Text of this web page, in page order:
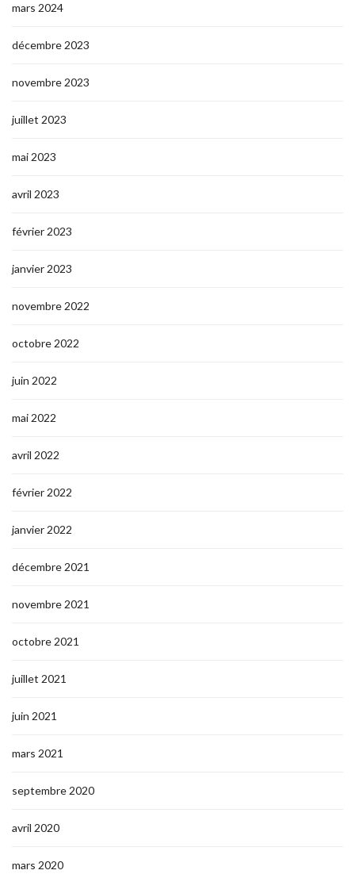
mars 2024
décembre 2023
novembre 2023
juillet 2023
mai 2023
avril 2023
février 2023
janvier 2023
novembre 2022
octobre 2022
juin 2022
mai 2022
avril 2022
février 2022
janvier 2022
décembre 2021
novembre 2021
octobre 2021
juillet 2021
juin 2021
mars 2021
septembre 2020
avril 2020
mars 2020